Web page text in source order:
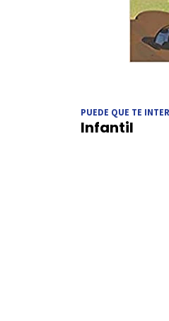
PUEDE QUE TE
Infantil